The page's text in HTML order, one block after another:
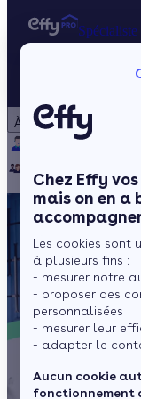
Chez Effy
mais on en a
Les cookies sont
à plusieurs fins :
- mesurer notre
- proposer des
personnalisées
- mesurer leur
- adapter le
Aucun cookie
fonctionnement
À propos
Notre équipe